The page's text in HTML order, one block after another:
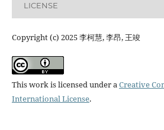
LICENSE
Copyright (c) 2025 李柯慧, 李昂, 王竣
This work is licensed under aCreative
International License.